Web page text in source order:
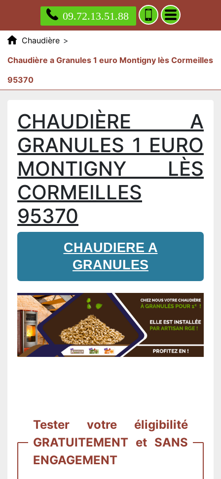
09.72.13.51.88
Chaudière >
Chaudière a Granules 1 euro Montigny lès Cormeilles
95370
CHAUDIÈRE A
GRANULES 1 EURO
MONTIGNY LÈS
CORMEILLES
95370
CHAUDIERE A
GRANULES
Tester votre éligibilité
GRATUITEMENT et SANS
ENGAGEMENT